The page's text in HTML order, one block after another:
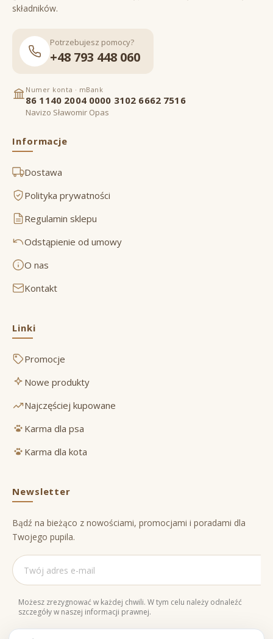
składników.
Potrzebujesz pomocy?
+48 793 448 060
Numer konta · mBank
86 1140 2004 0000 3102 6662 7516
Navizo Sławomir Opas
Informacje
Dostawa
Polityka prywatności
Regulamin sklepu
Odstąpienie od umowy
O nas
Kontakt
Linki
Promocje
Nowe produkty
Najczęściej kupowane
Karma dla psa
Karma dla kota
Newsletter
Bądź na bieżąco z nowościami, promocjami i poradami dla
Twojego pupila.
Możesz zrezygnować w każdej chwili. W tym celu należy odnaleźć
szczegóły w naszej informacji prawnej.